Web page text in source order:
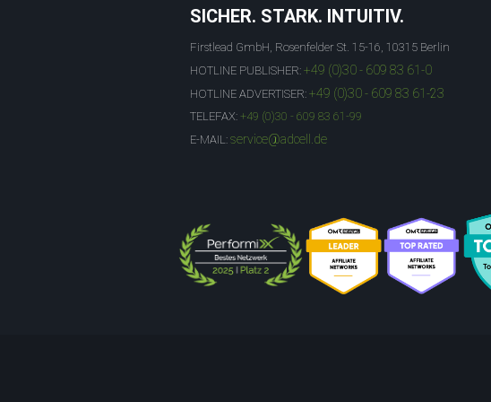
SICHER. STARK. INTUITIV.
Firstlead GmbH, Rosenfelder St. 15-16, 10315 Berlin
HOTLINE PUBLISHER: +49 (0)30 - 609 83 61-0
HOTLINE ADVERTISER: +49 (0)30 - 609 83 61-23
TELEFAX: +49 (0)30 - 609 83 61-99
E-MAIL: service@adcell.de